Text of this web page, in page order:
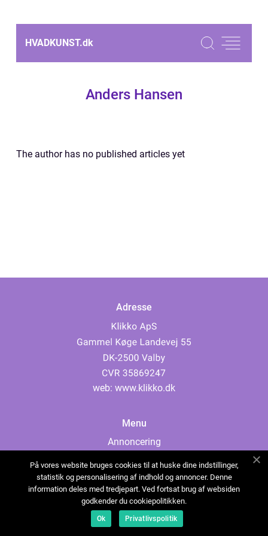
HVADKUNST.dk
Anders Hansen
The author has no published articles yet
Adresse
web: www.klikko.dk
Menu
Annoncering
Cookies
Kontakt os
Sitemap
På vores website bruges cookies til at huske dine indstillinger,
statistik og personalisering af indhold og annoncer. Denne
information deles med tredjepart. Ved fortsat brug af websiden
godkender du cookiepolitikken.
Ok Privatlivspolitik